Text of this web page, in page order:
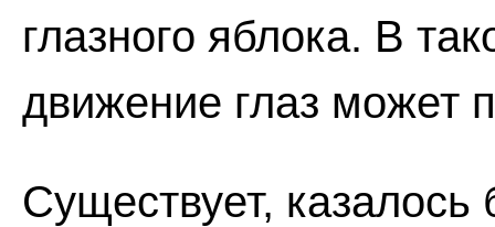
глазного яблока. В
движение глаз может
Существует,